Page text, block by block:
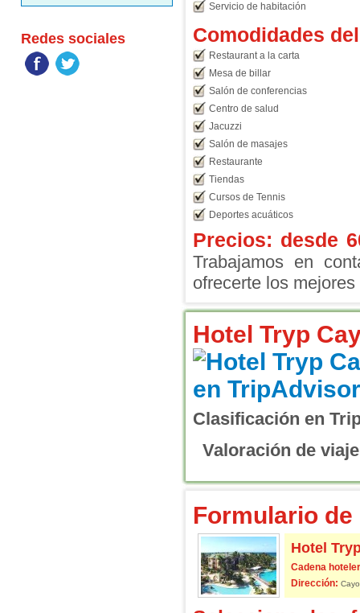
Servicio de habitación
Comodidades
Restaurant a la carta
Mesa de billar
Salón de conferencias
Centro de salud
Jacuzzi
Salón de masajes
Restaurante
Tiendas
Cursos de Tennis
Deportes acuáticos
Precios: desde
Trabajamos en
ofrecerte los
Hotel Tryp
Clasificación en
Valoración de
Formulario
Hotel
Cadena
Dirección:
Redes sociales